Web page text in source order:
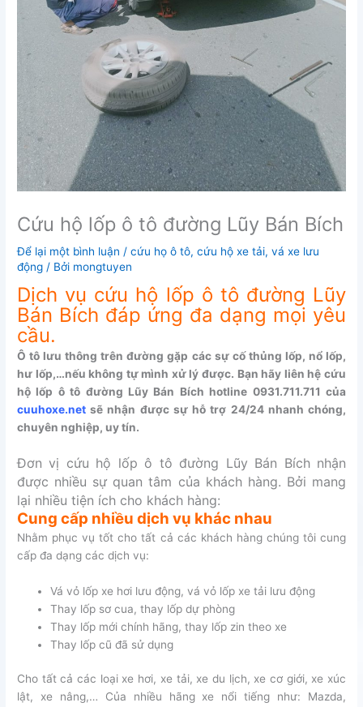
Cứu hộ lốp ô tô đường Lũy Bán Bích
Để lại một bình luận /cứu họ ô tô,cứu hộ xe tải,vá xe lưu
động / Bởi mongtuyen
Dịch vụ cứu hộ lốp ô tô đường Lũy
Bán Bích đáp ứng đa dạng mọi yêu
cầu.
Ô tô lưu thông trên đường gặp các sự cố thủng lốp, nổ lốp,
hư lốp,…nếu không tự mình xử lý được. Bạn hãy liên hệ cứu
hộ lốp ô tô đường Lũy Bán Bích hotline 0931.711.711 của
cuuhoxe.net sẽ nhận được sự hỗ trợ 24/24 nhanh chóng,
chuyên nghiệp, uy tín.
Đơn vị cứu hộ lốp ô tô đường Lũy Bán Bích nhận
được nhiều sự quan tâm của khách hàng. Bởi mang
lại nhiều tiện ích cho khách hàng:
Cung cấp nhiều dịch vụ khác nhau
Nhằm phục vụ tốt cho tất cả các khách hàng chúng tôi cung
cấp đa dạng các dịch vụ:
Vá vỏ lốp xe hơi lưu động, vá vỏ lốp xe tải lưu động
Thay lốp sơ cua, thay lốp dự phòng
Thay lốp mới chính hãng, thay lốp zin theo xe
Thay lốp cũ đã sử dụng
Cho tất cả các loại xe hơi, xe tải, xe du lịch, xe cơ giới, xe xúc
lật, xe nâng,… Của nhiều hãng xe nổi tiếng như: Mazda,